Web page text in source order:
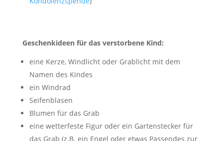
Geschenkideen für das verstorbene Kind:
eine Kerze, Windlicht oder Grablicht mit dem
Namen des Kindes
ein Windrad
Seifenblasen
Blumen für das Grab
eine wetterfeste Figur oder ein Gartenstecker für
das Grab (z.B. ein Engel oder etwas Passendes zur